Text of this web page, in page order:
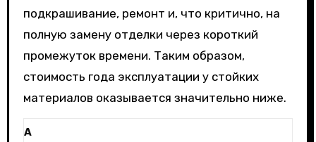
подкрашивание, ремонт и, что критично, на
полную замену отделки через короткий
промежуток времени. Таким образом,
стоимость года эксплуатации у стойких
материалов оказывается значительно ниже.
А